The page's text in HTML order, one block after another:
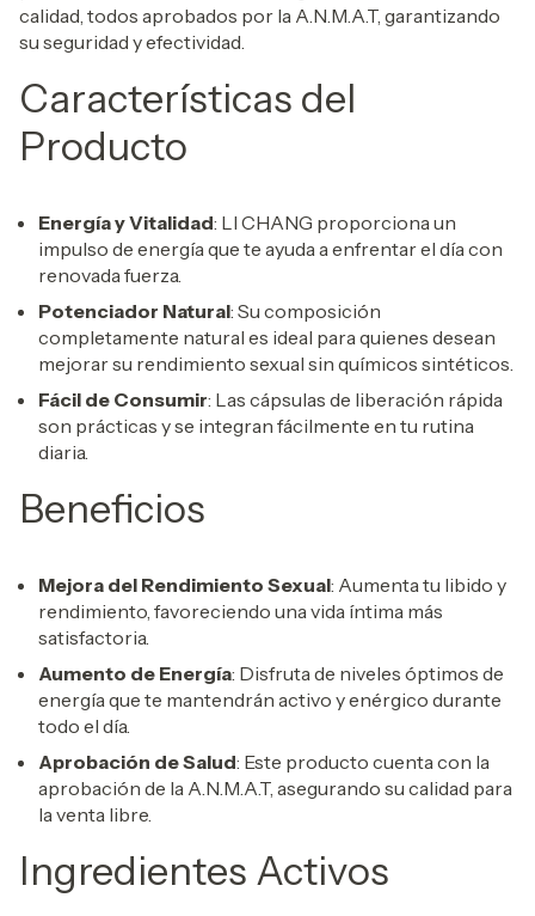
calidad, todos aprobados por la A.N.M.A.T, garantizando
su seguridad y efectividad.
Características del
Producto
Energía y Vitalidad: LI CHANG proporciona un
impulso de energía que te ayuda a enfrentar el día con
renovada fuerza.
Potenciador Natural: Su composición
completamente natural es ideal para quienes desean
mejorar su rendimiento sexual sin químicos sintéticos.
Fácil de Consumir: Las cápsulas de liberación rápida
son prácticas y se integran fácilmente en tu rutina
diaria.
Beneficios
Mejora del Rendimiento Sexual: Aumenta tu libido y
rendimiento, favoreciendo una vida íntima más
satisfactoria.
Aumento de Energía: Disfruta de niveles óptimos de
energía que te mantendrán activo y enérgico durante
todo el día.
Aprobación de Salud: Este producto cuenta con la
aprobación de la A.N.M.A.T, asegurando su calidad para
la venta libre.
Ingredientes Activos